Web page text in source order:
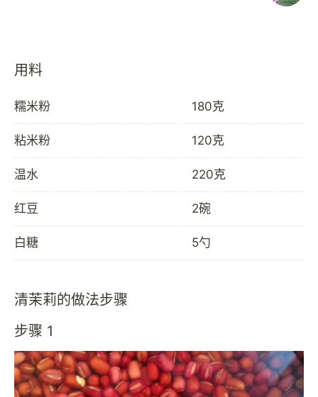
用料
糯米粉 180克
粘米粉 120克
温水 220克
红豆 2碗
白糖 5勺
清茉莉的做法步骤
步骤 1